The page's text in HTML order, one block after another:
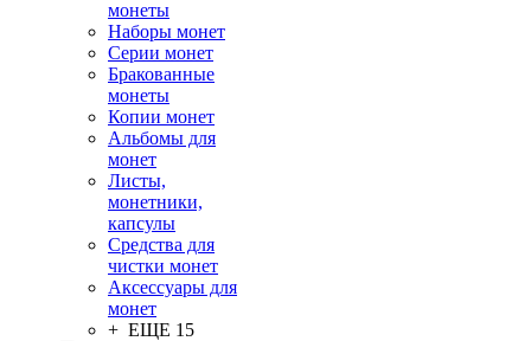
монеты
Наборы монет
Серии монет
Бракованные
монеты
Копии монет
Альбомы для
монет
Листы,
монетники,
капсулы
Средства для
чистки монет
Аксессуары для
монет
+ ЕЩЕ 15